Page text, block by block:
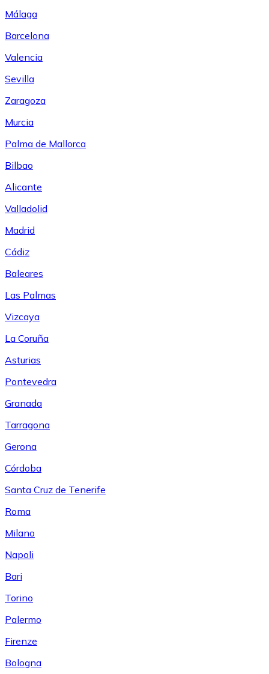
Málaga
Barcelona
Valencia
Sevilla
Zaragoza
Murcia
Palma de Mallorca
Bilbao
Alicante
Valladolid
Madrid
Cádiz
Baleares
Las Palmas
Vizcaya
La Coruña
Asturias
Pontevedra
Granada
Tarragona
Gerona
Córdoba
Santa Cruz de Tenerife
Roma
Milano
Napoli
Bari
Torino
Palermo
Firenze
Bologna